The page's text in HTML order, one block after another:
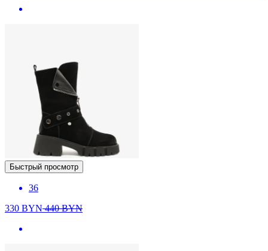
Быстрый просмотр
36
330 BYN440BYN